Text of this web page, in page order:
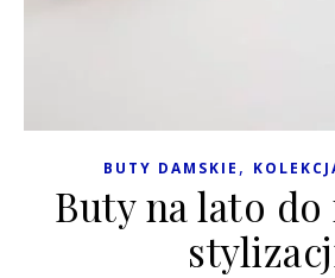
BUTY DAMSKIE ,
Buty na lato